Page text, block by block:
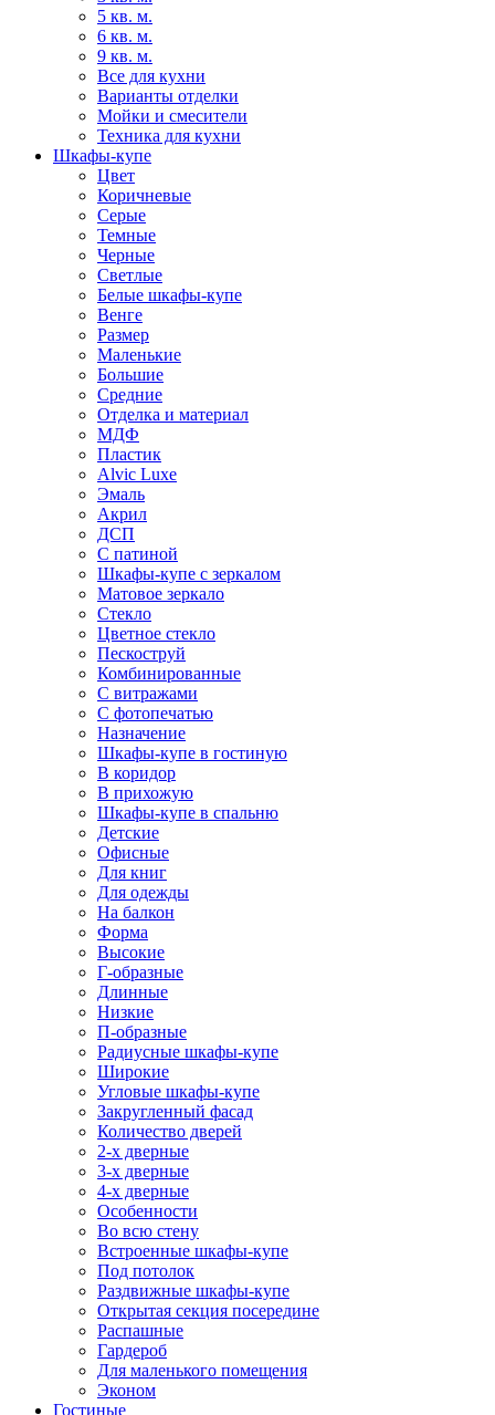
5 кв. м.
6 кв. м.
9 кв. м.
Все для кухни
Варианты отделки
Мойки и смесители
Техника для кухни
Шкафы-купе
Цвет
Коричневые
Серые
Темные
Черные
Светлые
Белые шкафы-купе
Венге
Размер
Маленькие
Большие
Средние
Отделка и материал
МДФ
Пластик
Alvic Luxe
Эмаль
Акрил
ДСП
С патиной
Шкафы-купе с зеркалом
Матовое зеркало
Стекло
Цветное стекло
Пескоструй
Комбинированные
С витражами
С фотопечатью
Назначение
Шкафы-купе в гостиную
В коридор
В прихожую
Шкафы-купе в спальню
Детские
Офисные
Для книг
Для одежды
На балкон
Форма
Высокие
Г-образные
Длинные
Низкие
П-образные
Радиусные шкафы-купе
Широкие
Угловые шкафы-купе
Закругленный фасад
Количество дверей
2-х дверные
3-х дверные
4-х дверные
Особенности
Во всю стену
Встроенные шкафы-купе
Под потолок
Раздвижные шкафы-купе
Открытая секция посередине
Распашные
Гардероб
Для маленького помещения
Эконом
Гостиные